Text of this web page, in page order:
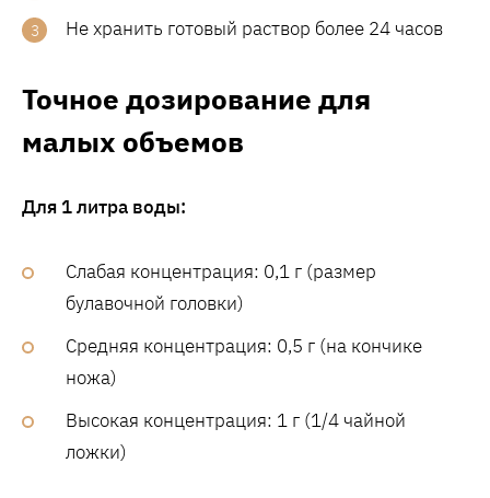
Не хранить готовый раствор более 24 часов
Точное дозирование для
малых объемов
Для 1 литра воды:
Слабая концентрация: 0,1 г (размер
булавочной головки)
Средняя концентрация: 0,5 г (на кончике
ножа)
Высокая концентрация: 1 г (1/4 чайной
ложки)